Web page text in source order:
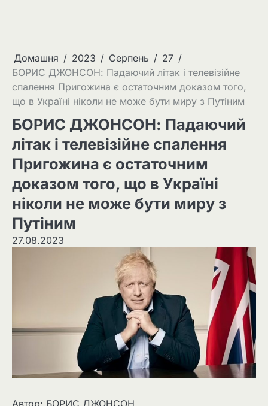
Домашня 2023 Серпень
27
БОРИС ДЖОНСОН: Падаючий літак і телевізійне
спалення Пригожина є остаточним доказом того,
що в Україні ніколи не може бути миру з Путіним
БОРИС ДЖОНСОН: Падаючий
літак і телевізійне спалення
Пригожина є остаточним
доказом того, що в Україні
ніколи не може бути миру з
Путіним
27.08.2023